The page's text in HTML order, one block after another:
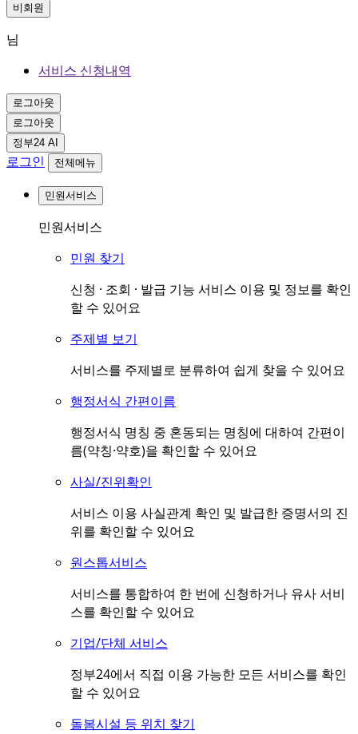
비회원
님
서비스 신청내역
로그아웃
로그아웃
정부24 AI
로그인 전체메뉴
민원서비스
민원서비스
민원 찾기
신청 · 조회 · 발급 기능 서비스 이용 및 정보를 확인
할 수 있어요
주제별 보기
서비스를 주제별로 분류하여 쉽게 찾을 수 있어요
행정서식 간편이름
행정서식 명칭 중 혼동되는 명칭에 대하여 간편이
름(약칭·약호)을 확인할 수 있어요
사실/진위확인
서비스 이용 사실관계 확인 및 발급한 증명서의 진
위를 확인할 수 있어요
원스톱서비스
서비스를 통합하여 한 번에 신청하거나 유사 서비
스를 확인할 수 있어요
기업/단체 서비스
정부24에서 직접 이용 가능한 모든 서비스를 확인
할 수 있어요
돌봄시설 등 위치 찾기